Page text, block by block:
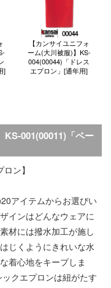
]
【カンサイユニフォ
ーム(大川被服)】KS-
004(00044)「ドレス
エプロン」[通年用]
KS-001(00011)「ベー
ン】
アイテムからお選びい
インはどんなウェアに
材には撥水加工が施し
じくようにきれいな水
着心地をキープしま
クエプロンは紐がたす